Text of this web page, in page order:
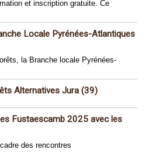
et inscription gratuite. Ce
Locale Pyrénées-Atlantiques
la Branche locale Pyrénées-
Alternatives Jura (39)
Fustaescamb 2025 avec les
des rencontres